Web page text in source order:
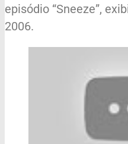
episódio “Sneeze”,
2006.